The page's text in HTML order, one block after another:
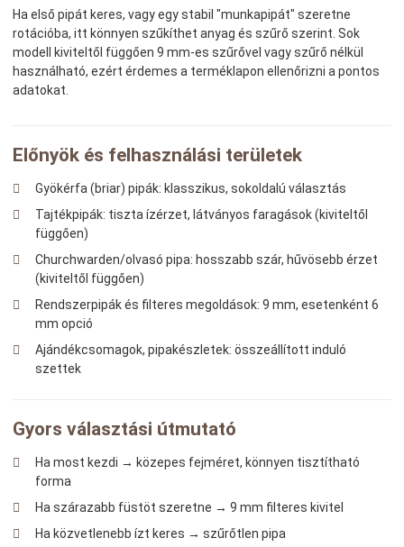
Ha első pipát keres, vagy egy stabil "munkapipát" szeretne
rotációba, itt könnyen szűkíthet anyag és szűrő szerint. Sok
modell kiviteltől függően 9 mm-es szűrővel vagy szűrő nélkül
használható, ezért érdemes a terméklapon ellenőrizni a pontos
adatokat.
Előnyök és felhasználási területek
Gyökérfa (briar) pipák: klasszikus, sokoldalú választás
Tajtékpipák: tiszta ízérzet, látványos faragások (kiviteltől
függően)
Churchwarden/olvasó pipa: hosszabb szár, hűvösebb érzet
(kiviteltől függően)
Rendszerpipák és filteres megoldások: 9 mm, esetenként 6
mm opció
Ajándékcsomagok, pipakészletek: összeállított induló
szettek
Gyors választási útmutató
Ha most kezdi → közepes fejméret, könnyen tisztítható
forma
Ha szárazabb füstöt szeretne → 9 mm filteres kivitel
Ha közvetlenebb ízt keres → szűrőtlen pipa